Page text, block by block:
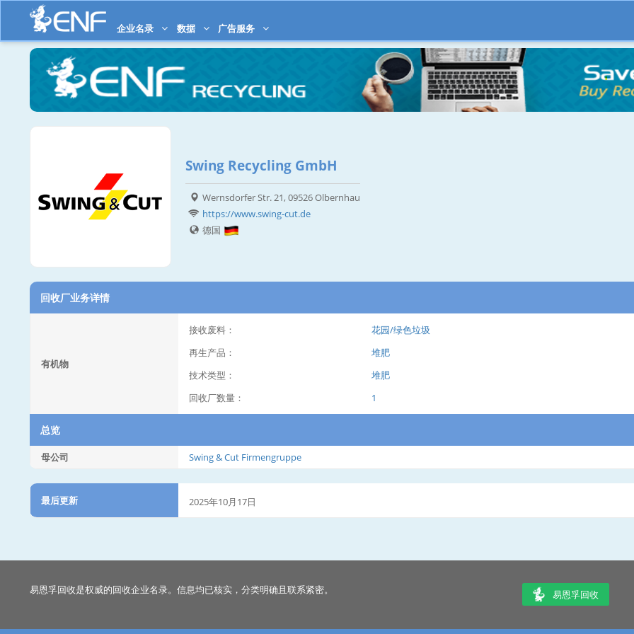
企业名录 数据 广告服务
Swing Recycling GmbH
Wernsdorfer Str. 21, 09526 Olbernhau
https://www.swing-cut.de
德国
回收厂业务详情
有机物
接收废料：
花园/绿色垃圾
再生产品：
堆肥
技术类型：
堆肥
回收厂数量：
1
总览
母公司 Swing & Cut Firmengruppe
最后更新 2025年10月17日
易恩孚回收是权威的回收企业名录。信息均已核实，分类明确且联系紧密。 易恩孚回收